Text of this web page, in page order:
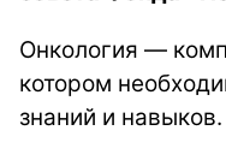
Онкология —
котором
знаний и навыков.